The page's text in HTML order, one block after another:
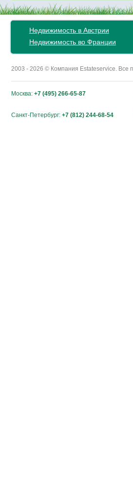
Недвижимость в Австрии
Недвижимость во Франции
2003 - 2026 © Компания Estateservice. Все
Москва: +7 (495) 266-65-87
Санкт-Петербург: +7 (812) 244-68-54